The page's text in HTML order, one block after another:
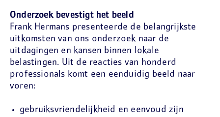
Onderzoek bevestigt het beeld
Frank Hermans presenteerde de belangrijkste
uitkomsten van ons onderzoek naar de
uitdagingen en kansen binnen lokale
belastingen. Uit de reacties van honderd
professionals komt een eenduidig beeld naar
voren:
gebruiksvriendelijkheid en eenvoud zijn